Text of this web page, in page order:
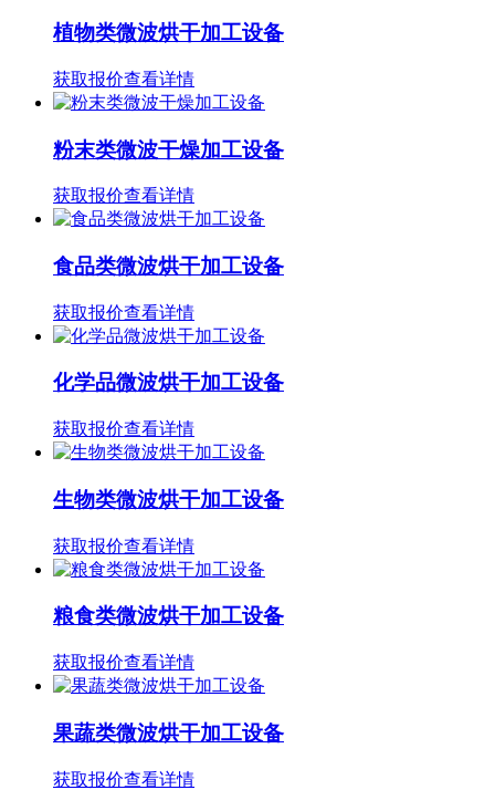
植物类微波烘干加工设备
获取报价查看详情
粉末类微波干燥加工设备
获取报价查看详情
食品类微波烘干加工设备
获取报价查看详情
化学品微波烘干加工设备
获取报价查看详情
生物类微波烘干加工设备
获取报价查看详情
粮食类微波烘干加工设备
获取报价查看详情
果蔬类微波烘干加工设备
获取报价查看详情